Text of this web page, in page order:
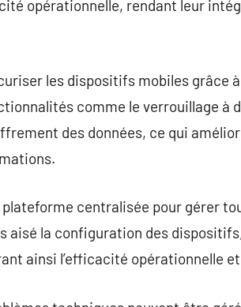
opérationnelle, rendant leur
les dispositifs mobiles grâce
comme le verrouillage à
des données, ce qui
centralisée pour gérer
aisé la configuration des
ainsi l’efficacité opérationnelle